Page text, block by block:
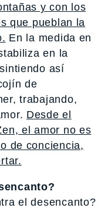
y con los
que pueblan la
En la medida en
en la
así
de
trabajando,
Desde el
el amor no es
de conciencia,
el desencanto?